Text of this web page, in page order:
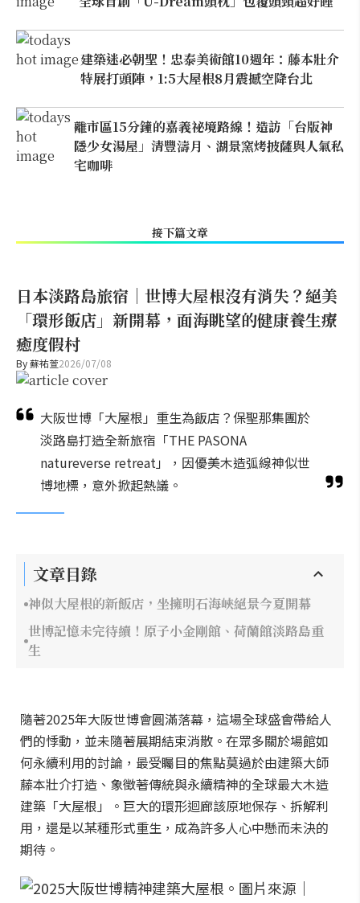
建築迷必朝聖！忠泰美術館10週年：藤本壯介
特展打頭陣，1:5大屋根8月震撼空降台北
離市區15分鐘的嘉義祕境路線！造訪「台版神
隱少女湯屋」清豐濤月、湖景窯烤披薩與人氣私
宅咖啡
接下篇文章
日本淡路島旅宿｜世博大屋根沒有消失？絕美
「環形飯店」新開幕，面海眺望的健康養生療
癒度假村
By蘇祐萱2026/07/08
大阪世博「大屋根」重生為飯店？保聖那集團於
淡路島打造全新旅宿「THE PASONA
natureverse retreat」，因優美木造弧線神似世
博地標，意外掀起熱議。
文章目錄
神似大屋根的新飯店，坐擁明石海峽絕景今夏開幕
世博記憶未完待續！原子小金剛館、荷蘭館淡路島重
生
隨著2025年大阪世博會圓滿落幕，這場全球盛會帶給人
們的悸動，並未隨著展期結束消散。在眾多關於場館如
何永續利用的討論，最受矚目的焦點莫過於由建築大師
藤本壯介打造、象徵著傳統與永續精神的全球最大木造
建築「大屋根」。巨大的環形迴廊該原地保存、拆解利
用，還是以某種形式重生，成為許多人心中懸而未決的
期待。